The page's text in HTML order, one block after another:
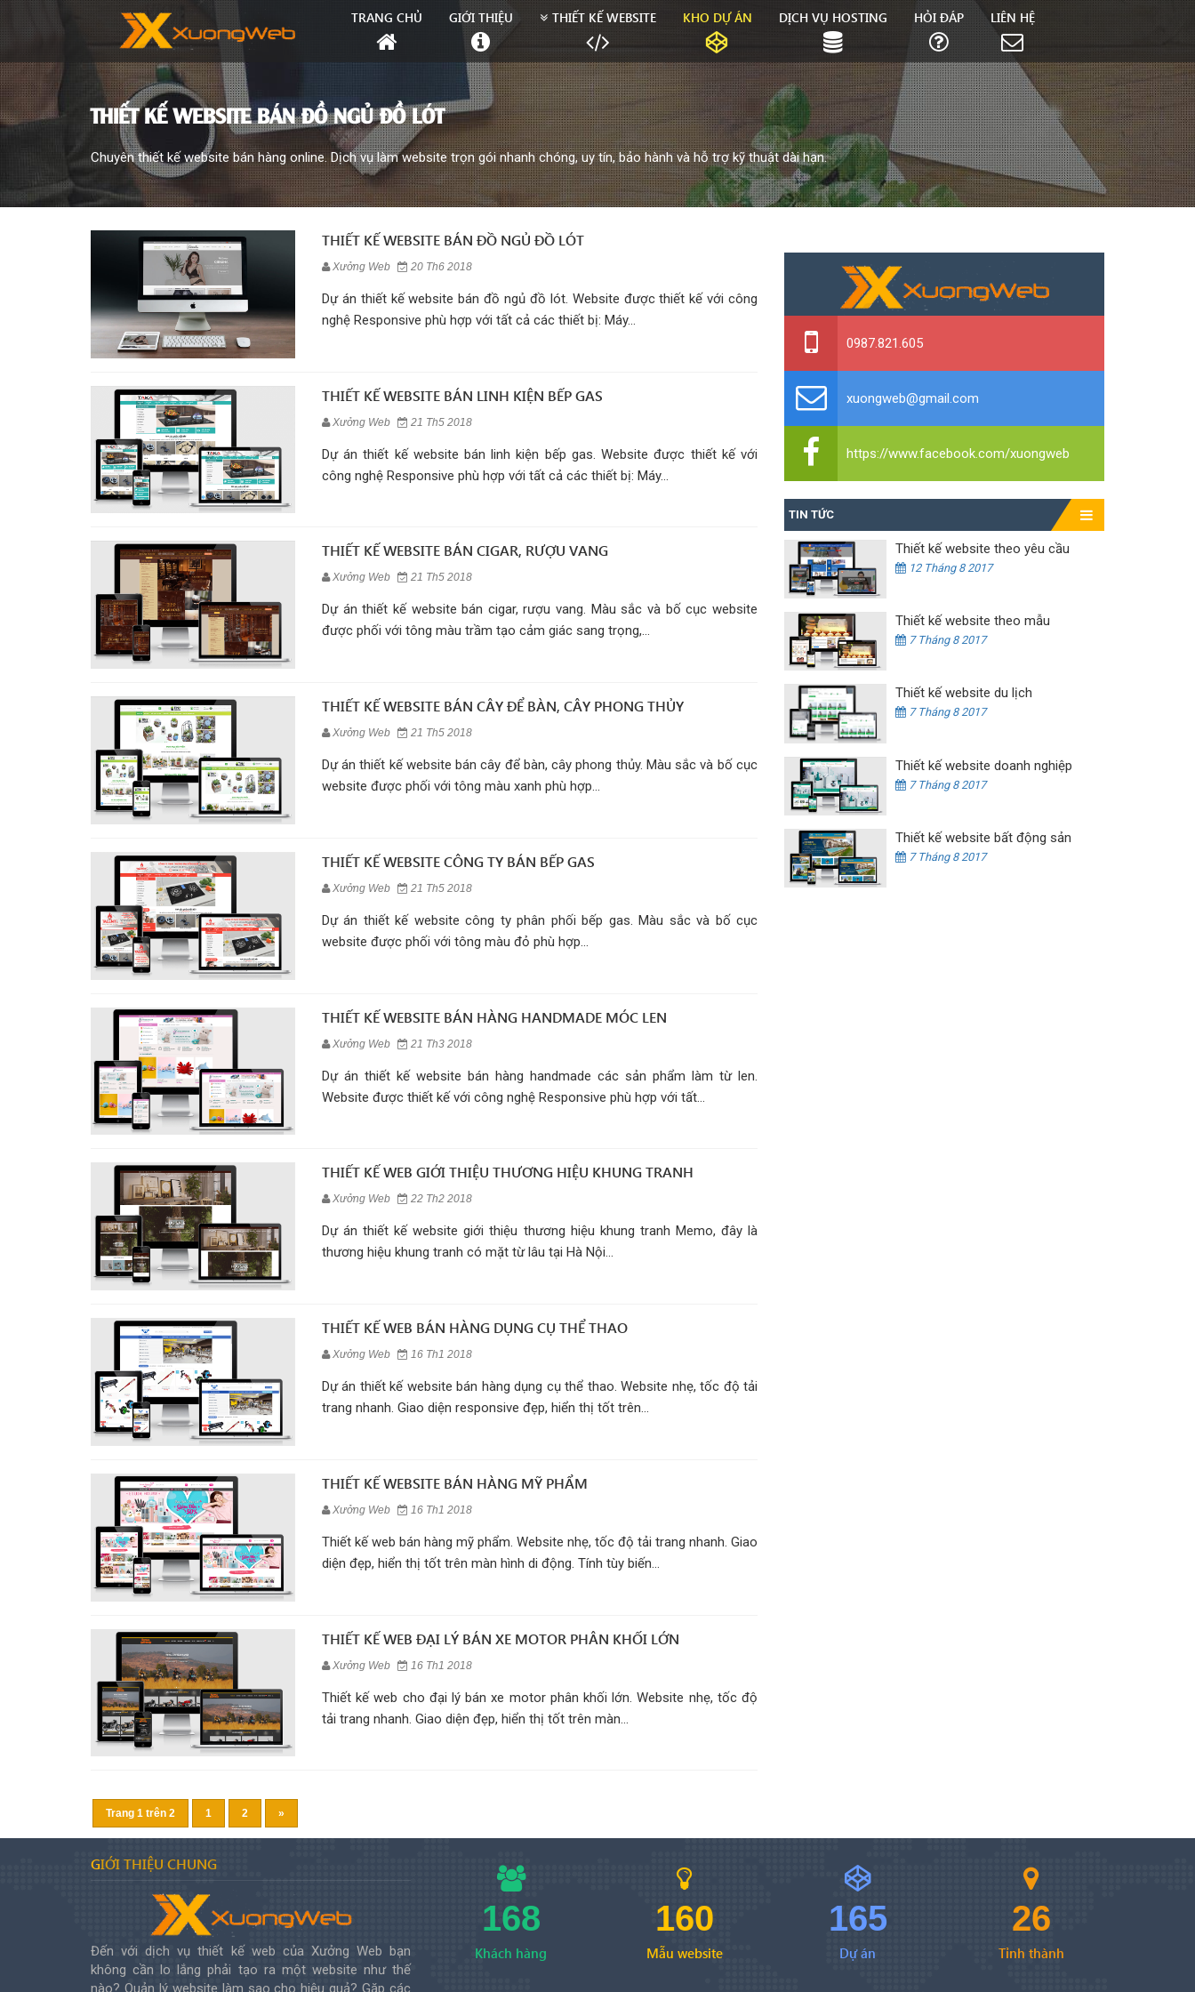
TRANG CHỦ GIỚI THIỆU THIẾT KẾ WEBSITE KHO DỰ ÁN DỊCH VỤ HOSTING HỎI ĐÁP LIÊN HỆ
THIẾT KẾ WEBSITE BÁN ĐỒ NGỦ ĐỒ LÓT
Chuyên thiết kế website bán hàng online. Dịch vụ làm website trọn gói nhanh chóng, uy tín, bảo hành và hỗ trợ kỹ thuật dài hạn.
THIẾT KẾ WEBSITE BÁN ĐỒ NGỦ ĐỒ LÓT
Xưởng Web 20 Th6 2018
Dự án thiết kế website bán đồ ngủ đồ lót. Website được thiết kế với công
nghệ Responsive phù hợp với tất cả các thiết bị: Máy...
THIẾT KẾ WEBSITE BÁN LINH KIỆN BẾP GAS
Xưởng Web 21 Th5 2018
Dự án thiết kế website bán linh kiện bếp gas. Website được thiết kế với
công nghệ Responsive phù hợp với tất cả các thiết bị: Máy...
THIẾT KẾ WEBSITE BÁN CIGAR, RƯỢU VANG
Xưởng Web 21 Th5 2018
Dự án thiết kế website bán cigar, rượu vang. Màu sắc và bố cục website
được phối với tông màu trầm tạo cảm giác sang trọng,...
THIẾT KẾ WEBSITE BÁN CÂY ĐỂ BÀN, CÂY PHONG THỦY
Xưởng Web 21 Th5 2018
Dự án thiết kế website bán cây để bàn, cây phong thủy. Màu sắc và bố cục
website được phối với tông màu xanh phù hợp...
THIẾT KẾ WEBSITE CÔNG TY BÁN BẾP GAS
Xưởng Web 21 Th5 2018
Dự án thiết kế website công ty phân phối bếp gas. Màu sắc và bố cục
website được phối với tông màu đỏ phù hợp...
THIẾT KẾ WEBSITE BÁN HÀNG HANDMADE MÓC LEN
Xưởng Web 21 Th3 2018
Dự án thiết kế website bán hàng handmade các sản phẩm làm từ len.
Website được thiết kế với công nghệ Responsive phù hợp với tất...
THIẾT KẾ WEB GIỚI THIỆU THƯƠNG HIỆU KHUNG TRANH
Xưởng Web 22 Th2 2018
Dự án thiết kế website giới thiệu thương hiệu khung tranh Memo, đây là
thương hiệu khung tranh có mặt từ lâu tại Hà Nội...
THIẾT KẾ WEB BÁN HÀNG DỤNG CỤ THỂ THAO
Xưởng Web 16 Th1 2018
Dự án thiết kế website bán hàng dụng cụ thể thao. Website nhẹ, tốc độ tải
trang nhanh. Giao diện responsive đẹp, hiển thị tốt trên...
THIẾT KẾ WEBSITE BÁN HÀNG MỸ PHẨM
Xưởng Web 16 Th1 2018
Thiết kế web bán hàng mỹ phẩm. Website nhẹ, tốc độ tải trang nhanh. Giao
diện đẹp, hiển thị tốt trên màn hình di động. Tính tùy biến...
THIẾT KẾ WEB ĐẠI LÝ BÁN XE MOTOR PHÂN KHỐI LỚN
Xưởng Web 16 Th1 2018
Thiết kế web cho đại lý bán xe motor phân khối lớn. Website nhẹ, tốc độ
tải trang nhanh. Giao diện đẹp, hiển thị tốt trên màn...
Trang 1 trên 2 1 2 »
0987.821.605
xuongweb@gmail.com
https://www.facebook.com/xuongweb
TIN TỨC
Thiết kế website theo yêu cầu
12 Tháng 8 2017
Thiết kế website theo mẫu
7 Tháng 8 2017
Thiết kế website du lịch
7 Tháng 8 2017
Thiết kế website doanh nghiệp
7 Tháng 8 2017
Thiết kế website bất động sản
7 Tháng 8 2017
GIỚI THIỆU CHUNG
Đến với dịch vụ thiết kế web của Xưởng Web bạn
không cần lo lắng phải tạo ra một website như thế
nào? Quản lý website làm sao cho hiệu quả? Gặp các
168
Khách hàng
160
Mẫu website
165
Dự án
26
Tỉnh thành